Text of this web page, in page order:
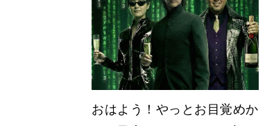
おはよう！やっとお目覚めか